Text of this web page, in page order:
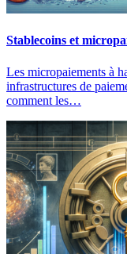
Stablecoins et
Les micropaiements à
infrastructures de
comment les…